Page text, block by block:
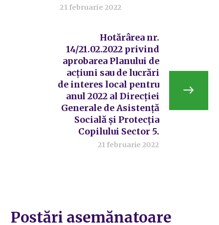
21 februarie 2022
Hotărârea nr.
14/21.02.2022 privind
aprobarea Planului de
acțiuni sau de lucrări
de interes local pentru
anul 2022 al Direcției
Generale de Asistență
Socială și Protecția
Copilului Sector 5.
21 februarie 2022
Postări asemănatoare